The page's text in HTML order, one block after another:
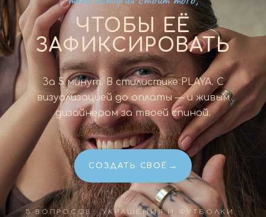
ЧТОБЫ ЕЁ
ЗАФИКСИРОВАТЬ
За 5 минут. В стилистике PLAYA. С
визуализацией до оплаты — и живым
дизайнером за твоей спиной.
СОЗДАТЬ СВОЁ →
5 ВОПРОСОВ · УКРАШЕНИЯ И ФУТБОЛКИ ·